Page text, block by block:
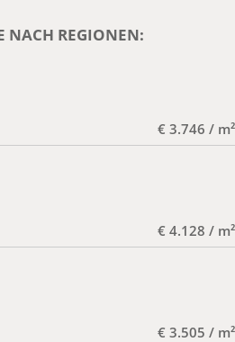
NACH REGIONEN:
€ 3.746 / m²
€ 4.128 / m²
€ 3.505 / m²